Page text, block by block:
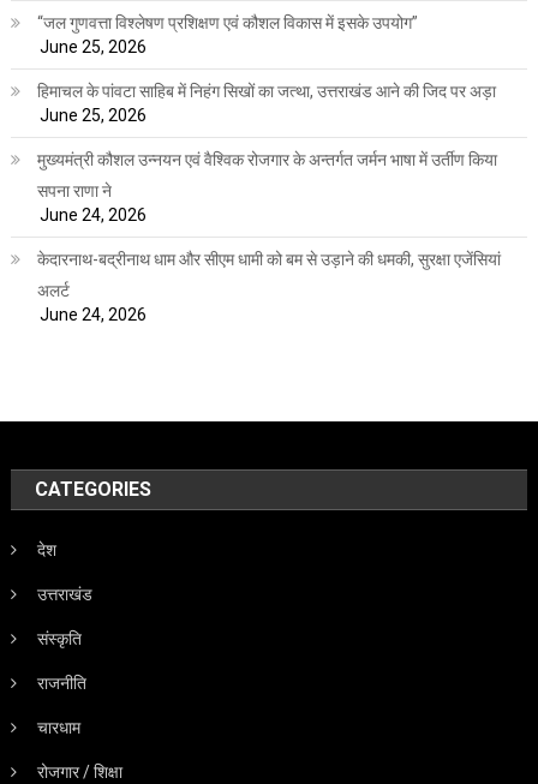
“जल गुणवत्ता विश्लेषण प्रशिक्षण एवं कौशल विकास में इसके उपयोग”
June 25, 2026
हिमाचल के पांवटा साहिब में निहंग सिखों का जत्था, उत्तराखंड आने की जिद पर अड़ा
June 25, 2026
मुख्यमंत्री कौशल उन्नयन एवं वैश्विक रोजगार के अन्तर्गत जर्मन भाषा में उर्तीण किया
सपना राणा ने
June 24, 2026
केदारनाथ-बद्रीनाथ धाम और सीएम धामी को बम से उड़ाने की धमकी, सुरक्षा एजेंसियां
अलर्ट
June 24, 2026
CATEGORIES
देश
उत्तराखंड
संस्कृति
राजनीति
चारधाम
रोजगार / शिक्षा